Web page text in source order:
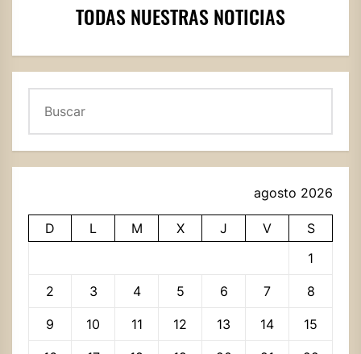
TODAS NUESTRAS NOTICIAS
agosto 2026
D L M X J V
S
1
2 3 4 5 6 7 8
9 10 11 12 13 14 15